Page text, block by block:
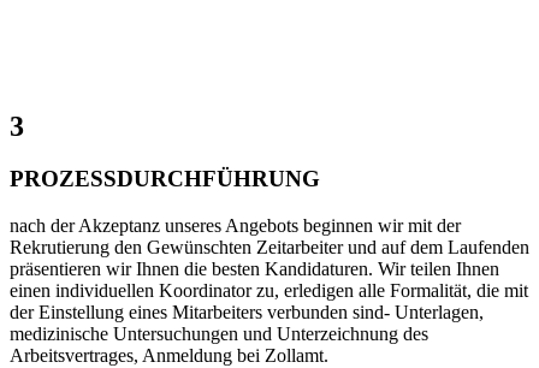
3
PROZESSDURCHFÜHRUNG
nach der Akzeptanz unseres Angebots beginnen wir mit der
Rekrutierung den Gewünschten Zeitarbeiter und auf dem Laufenden
präsentieren wir Ihnen die besten Kandidaturen. Wir teilen Ihnen
einen individuellen Koordinator zu, erledigen alle Formalität, die mit
der Einstellung eines Mitarbeiters verbunden sind- Unterlagen,
medizinische Untersuchungen und Unterzeichnung des
Arbeitsvertrages, Anmeldung bei Zollamt.